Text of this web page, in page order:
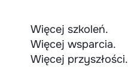
Więcej szkoleń.
Więcej wsparcia.
Więcej przyszłości.